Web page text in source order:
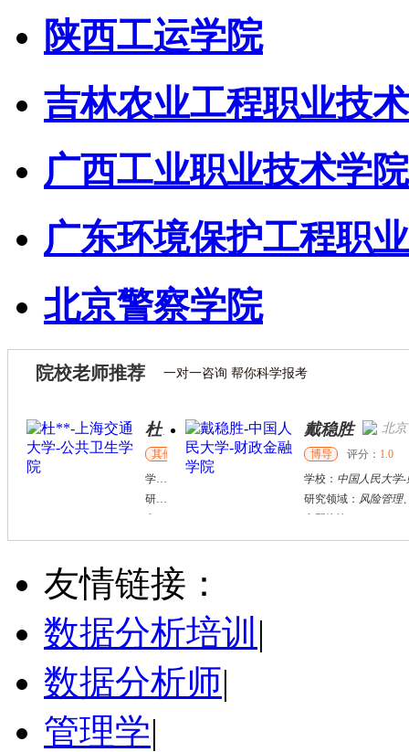
陕西工运学院
吉林农业工程职业技
广西工业职业技术学院
广东环境保护工程职
北京警察学院
院校老师推荐 一对一咨询 帮你科学报考
戴稳胜 北京市
博导 评分：1.0
学校：
中国人民大学
财政金融学院
研究领域：
风险管理、保险精算、人民币国际化
立即咨询
张忠杰 兰州市
博导
学校：兰州财经大学
立即咨询
友情链接：
数据分析培训 |
数据分析师|
管理学|